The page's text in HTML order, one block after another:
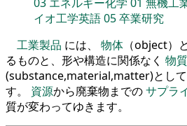
イオ工学英語05卒業研究
工業製品 には、 物体 （object）
るものと、形や構造に関係なく 物質
(substance,material,matter)として
す。 資源から廃棄物までのサプラ
質が変わってゆきます。